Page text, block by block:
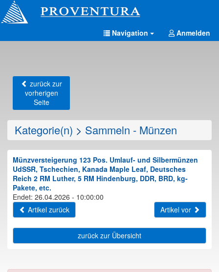
Navigation Anmelden
zurück zur
vorherigen
Seite
Kategorie(n) > Sammeln - Münzen
Münzversteigerung 123 Pos. Umlauf- und Silbermünzen
UdSSR, Tschechien, Kanada Maple Leaf, Deutsches
Reich 2 RM Luther, 5 RM Hindenburg, DDR, BRD, kg-
Pakete, etc.
Endet: 26.04.2026 - 10:00:00
Artikel zurück
Artikel vor
zurück zur Übersicht